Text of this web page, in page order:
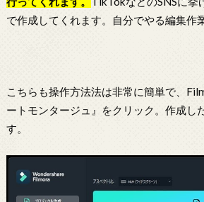
で作成してくれます。自分でやる編集作
こちらも操作方法法は非常に簡単で、
ートモンタージュ』をクリック。作成し
す。